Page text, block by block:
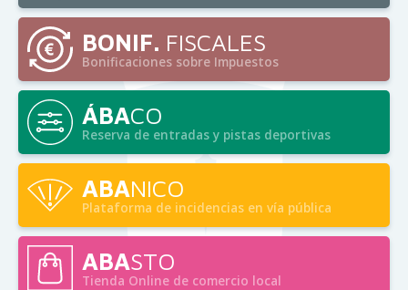
BONIF. FISCALES
Bonificaciones sobre Impuestos
ÁBACO
Reserva de entradas y pistas deportivas
ABANICO
Plataforma de incidencias en vía pública
ABASTO
Tienda Online de comercio local